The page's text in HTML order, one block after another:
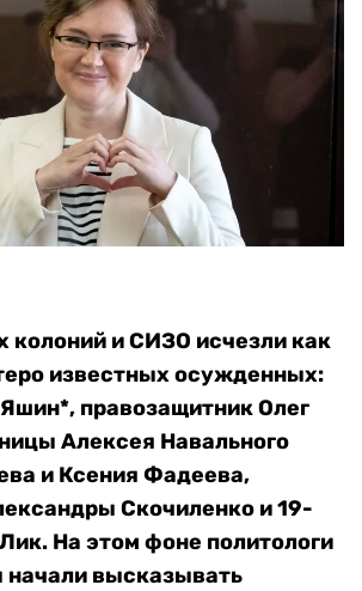
колоний и СИЗО исчезли как
известных осужденных:
правозащитник Олег
Алексея Навального
и Ксения Фадеева,
Скочиленко и 19-
На этом фоне политологи
высказывать